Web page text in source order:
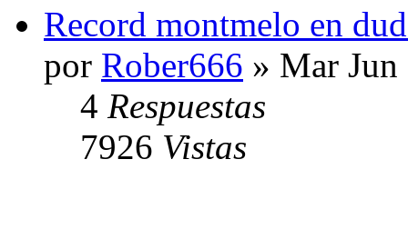
Record montmelo en
por Rober666 » Mar
4 Respuestas
7926 Vistas